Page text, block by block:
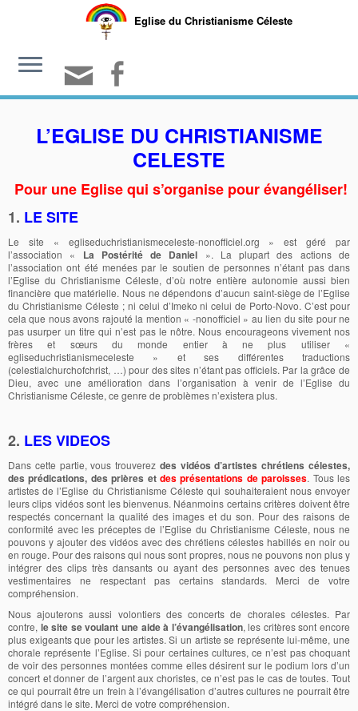
Eglise du Christianisme Céleste
L’EGLISE DU CHRISTIANISME
CELESTE
Pour une Eglise qui s’organise pour évangéliser!
1. LE SITE
Le site « egliseduchristianismeceleste-nonofficiel.org » est géré par
l’association « La Postérité de Daniel ». La plupart des actions de
l’association ont été menées par le soutien de personnes n’étant pas dans
l’Eglise du Christianisme Céleste, d’où notre entière autonomie aussi bien
financière que matérielle. Nous ne dépendons d’aucun saint-siège de l’Eglise
du Christianisme Céleste ; ni celui d’Imeko ni celui de Porto-Novo. C’est pour
cela que nous avons rajouté la mention « -nonofficiel » au lien du site pour ne
pas usurper un titre qui n’est pas le nôtre. Nous encourageons vivement nos
frères et sœurs du monde entier à ne plus utiliser «
egliseduchristianismeceleste » et ses différentes traductions
(celestialchurchofchrist, …) pour des sites n’étant pas officiels. Par la grâce de
Dieu, avec une amélioration dans l’organisation à venir de l’Eglise du
Christianisme Céleste, ce genre de problèmes n’existera plus.
2. LES VIDEOS
Dans cette partie, vous trouverez des vidéos d’artistes chrétiens célestes,
des prédications, des prières et des présentations de paroisses. Tous les
artistes de l’Eglise du Christianisme Céleste qui souhaiteraient nous envoyer
leurs clips vidéos sont les bienvenus. Néanmoins certains critères doivent être
respectés concernant la qualité des images et du son. Pour des raisons de
conformité avec les préceptes de l’Eglise du Christianisme Céleste, nous ne
pouvons y ajouter des vidéos avec des chrétiens célestes habillés en noir ou
en rouge. Pour des raisons qui nous sont propres, nous ne pouvons non plus y
intégrer des clips très dansants ou ayant des personnes avec des tenues
vestimentaires ne respectant pas certains standards. Merci de votre
compréhension.
Nous ajouterons aussi volontiers des concerts de chorales célestes. Par
contre, le site se voulant une aide à l’évangélisation, les critères sont encore
plus exigeants que pour les artistes. Si un artiste se représente lui-même, une
chorale représente l’Eglise. Si pour certaines cultures, ce n’est pas choquant
de voir des personnes montées comme elles désirent sur le podium lors d’un
concert et donner de l’argent aux choristes, ce n’est pas le cas de toutes. Tout
ce qui pourrait être un frein à l’évangélisation d’autres cultures ne pourrait être
intégré dans le site. Merci de votre compréhension.